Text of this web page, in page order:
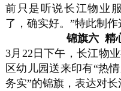
前只是听说长江物业
了，确实好。”特此制作
锦旗六 精
3月22日下午，长江物
区幼儿园送来印有“热
务实”的锦旗，表达对长